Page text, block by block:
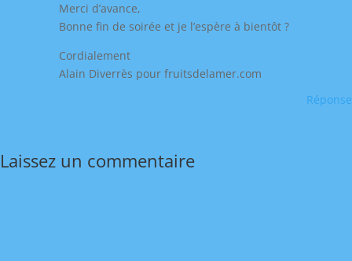
Merci d’avance,
Bonne fin de soirée et je l’espère à bientôt ?
Cordialement
Alain Diverrès pour fruitsdelamer.com
Réponse
Laissez un commentaire